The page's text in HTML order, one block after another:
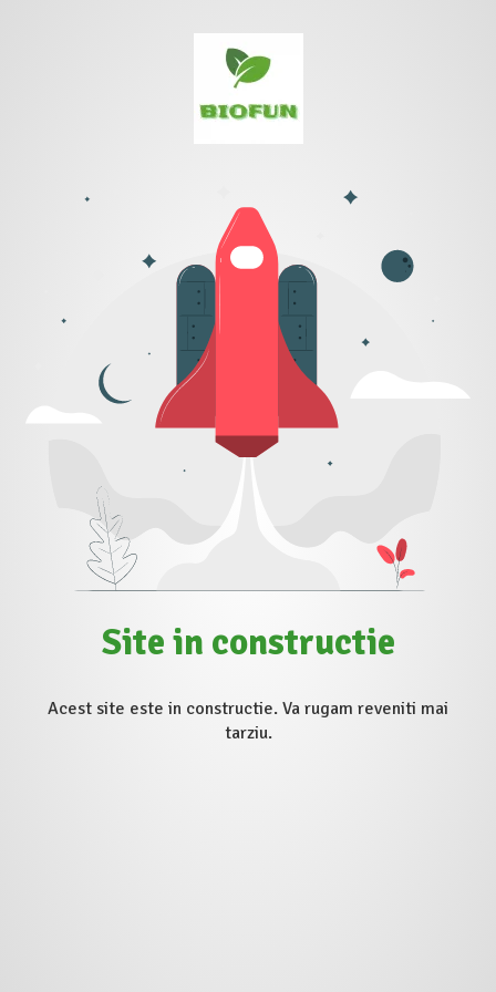
Site in constructie
Acest site este in constructie. Va rugam reveniti mai
tarziu.